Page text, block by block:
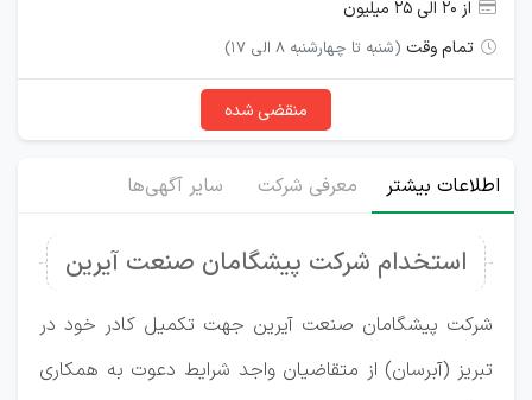
از ۲۰ الی ۲۵ میلیون
تمام وقت (شنبه تا چهارشنبه 8 الی 17)
منقضی شده
اطلاعات بیشتر معرفی شرکت سایر آگهی‌ها
استخدام شرکت پیشگامان صنعت آیرین
شرکت پیشگامان صنعت آیرین جهت تکمیل کادر خود در
تبریز (آبرسان) از متقاضیان واجد شرایط دعوت به همکاری